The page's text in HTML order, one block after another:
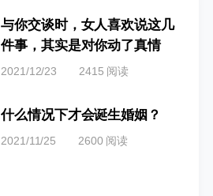
与你交谈时，女人喜欢说这几
件事，其实是对你动了真情
2021/12/23 2415 阅读
什么情况下才会诞生婚姻？
2021/11/25 2600 阅读